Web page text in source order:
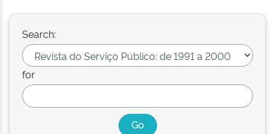
Search:
for